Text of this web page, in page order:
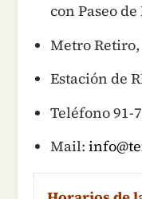
con Paseo
Metro Retiro,
Estación de
Teléfono 91-
Mail: